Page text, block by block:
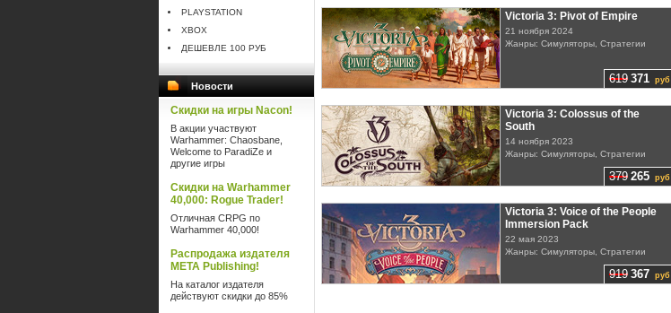
PLAYSTATION
XBOX
ДЕШЕВЛЕ 100 РУБ
Новости
Скидки на игры Nacon!
В акции участвуют
Warhammer: Chaosbane,
Welcome to ParadiZe и
другие игры
Скидки на Warhammer
40,000: Rogue Trader!
Отличная CRPG по
Warhammer 40,000!
Распродажа издателя
META Publishing!
На каталог издателя
действуют скидки до 85%
619 371 руб
Victoria 3: Pivot of Empire
21 ноября 2024
Жанры: Симуляторы, Стратегии
379 265 руб
Victoria 3: Colossus of the
South
14 ноября 2023
Жанры: Симуляторы, Стратегии
919 367 руб
Victoria 3: Voice of the People
Immersion Pack
22 мая 2023
Жанры: Симуляторы, Стратегии